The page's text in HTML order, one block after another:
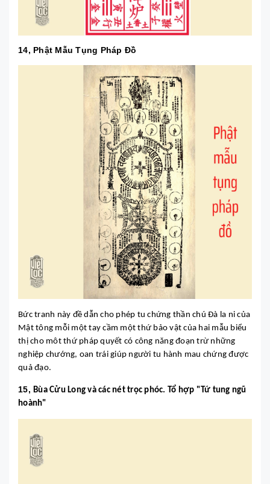
14, Phật Mẫu Tụng Pháp Đồ
Bức tranh này đề dẫn cho phép tu chứng thần chú Đà la ni của
Mật tông mỗi một tay cầm một thứ bảo vật của hai mẫu biểu
thị cho môt thứ pháp quyết có công năng đoạn trừ những
nghiệp chướng, oan trái giúp người tu hành mau chứng được
quả đạo.
15, Bùa Cửu Long và các nét trọc phóc. Tổ hợp "Tứ tung ngũ
hoành"